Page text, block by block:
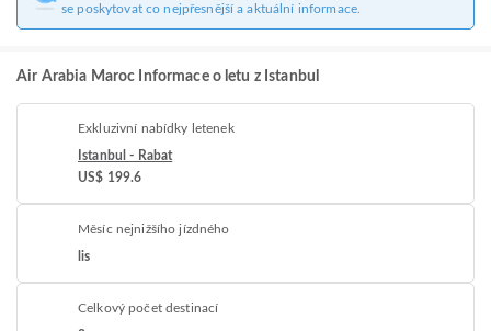
se poskytovat co nejpřesnější a aktuální informace.
Air Arabia Maroc Informace o letu z Istanbul
Exkluzivní nabídky letenek
Istanbul - Rabat
US$ 199.6
Měsíc nejnižšího jízdného
lis
Celkový počet destinací